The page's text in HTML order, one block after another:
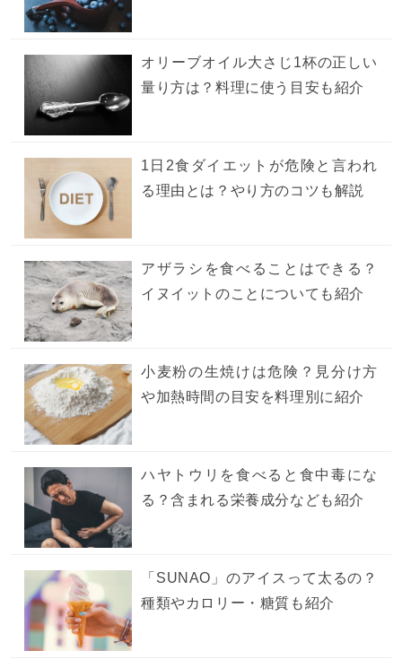
オリーブオイル大さじ1杯の正しい
量り方は？料理に使う目安も紹介
1日2食ダイエットが危険と言われ
る理由とは？やり方のコツも解説
アザラシを食べることはできる？
イヌイットのことについても紹介
小麦粉の生焼けは危険？見分け方
や加熱時間の目安を料理別に紹介
ハヤトウリを食べると食中毒にな
る？含まれる栄養成分なども紹介
「SUNAO」のアイスって太るの？
種類やカロリー・糖質も紹介